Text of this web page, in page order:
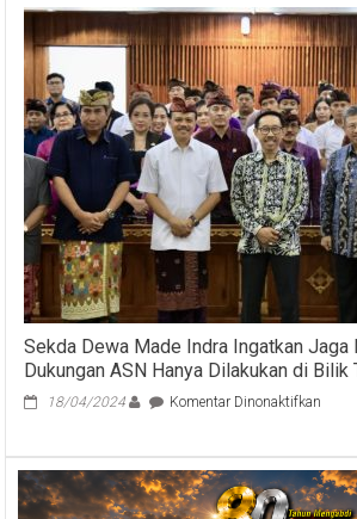
(12
COVID-
19
Bali
Sekda Dewa Made Indra Ingatkan
Dukungan ASN Hanya Dilakukan di Bilik
18/04/2024 Komentar Dinonaktifkan
Indra